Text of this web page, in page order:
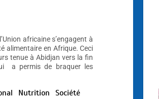
africaine s’engagent à
alimentaire en Afrique. Ceci
tenue à Abidjan vers la fin
a permis de braquer les
Nutrition Société